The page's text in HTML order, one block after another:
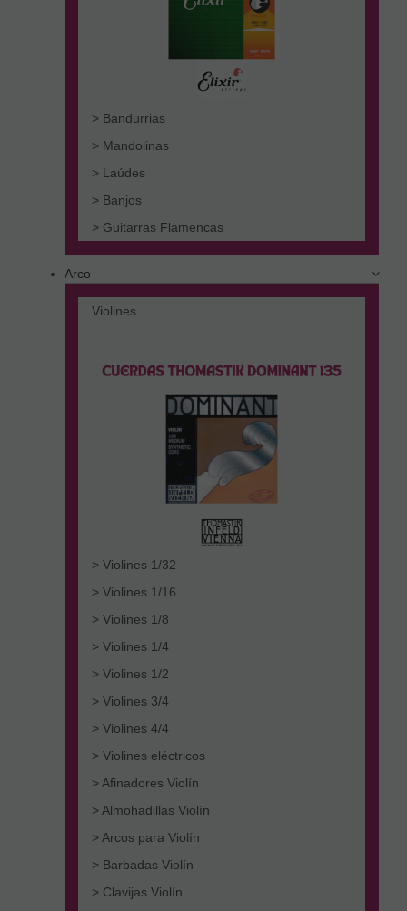
> Bandurrias
> Mandolinas
> Laúdes
> Banjos
> Guitarras Flamencas
Arco
Violines
> Violines 1/32
> Violines 1/16
> Violines 1/8
> Violines 1/4
> Violines 1/2
> Violines 3/4
> Violines 4/4
> Violines eléctricos
> Afinadores Violín
> Almohadillas Violín
> Arcos para Violín
> Barbadas Violín
> Clavijas Violín